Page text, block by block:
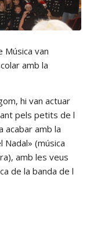
Música van
amb la
hi van actuar
pels petits de l
acabar amb la
(música
amb les veus
de la banda de l